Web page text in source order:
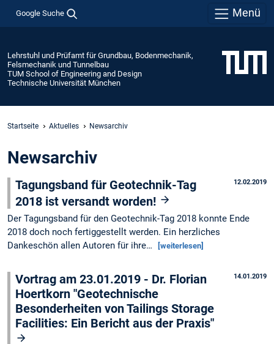
Google Suche Menü
Lehrstuhl und Prüfamt für Grundbau, Bodenmechanik,
Felsmechanik und Tunnelbau
TUM School of Engineering and Design
Technische Universität München
Startseite Aktuelles Newsarchiv
Newsarchiv
12.02.2019
Tagungsband für Geotechnik-Tag
2018 ist versandt worden!
Der Tagungsband für den Geotechnik-Tag 2018 konnte Ende
2018 doch noch fertiggestellt werden. Ein herzliches
Dankeschön allen Autoren für ihre…
[weiterlesen]
14.01.2019
Vortrag am 23.01.2019 - Dr. Florian
Hoertkorn "Geotechnische
Besonderheiten von Tailings Storage
Facilities: Ein Bericht aus der Praxis"